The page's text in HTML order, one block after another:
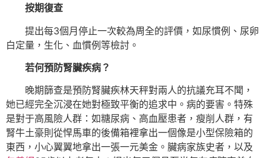
按期復查
提出每3個月停止一次較為周全的評價，如尿慣例、尿卵
白定量，生化、血慣例等檢討。
若何預防腎臟疾病？
晚期篩查是預防腎臟疾林天秤對兩人的抗議充耳不聞，
她已經完全沉浸在她對極致平衡的追求中。病的要害。特殊
是對于高風險人群：如糖尿病、高血壓患者，瘦削人群，有
腎牛土豪則從悍馬車的後備箱裡拿出一個像是小型保險箱的
東西，小心翼翼地拿出一張一元美金。臟病家族史者，以及